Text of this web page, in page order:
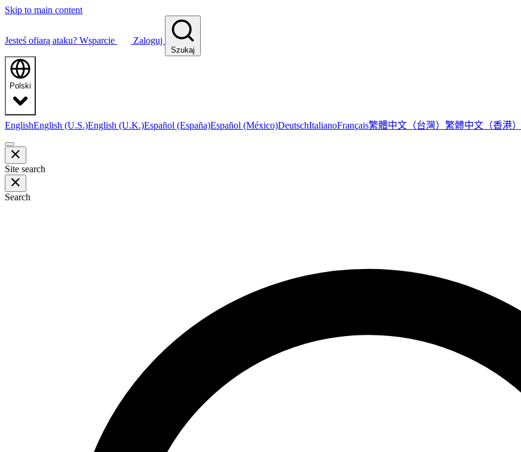
Skip to main content
Jesteś ofiarą ataku? Wsparcie Zaloguj
Szukaj
Polski
EnglishEnglish (U.S.)English (U.K.)Español (España)Español (México)DeutschItalianoFrançais繁體中文（台灣） 繁體中文（香港）
Site search
Search